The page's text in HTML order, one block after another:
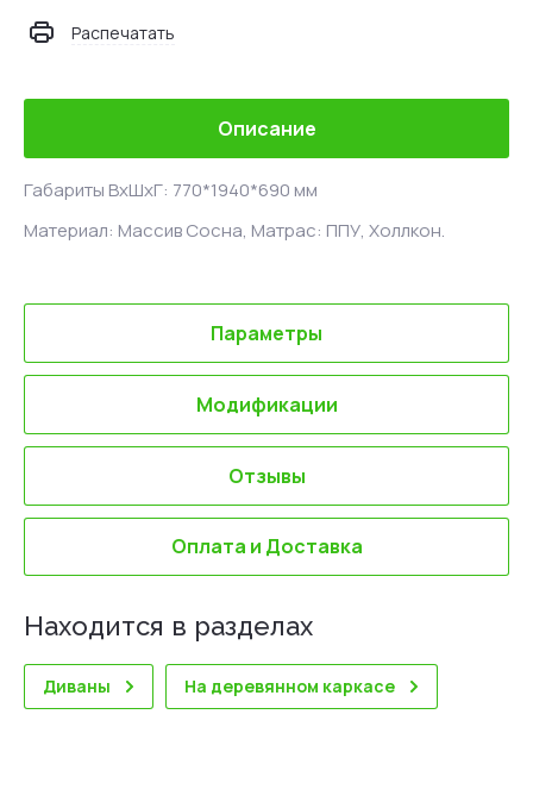
Распечатать
Описание
Габариты ВхШхГ: 770*1940*690 мм
Материал: Массив Сосна, Матрас: ППУ, Холлкон.
Параметры
Модификации
Отзывы
Оплата и Доставка
Находится в разделах
Диваны На деревянном каркасе